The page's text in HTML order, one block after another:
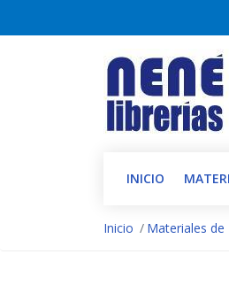
INICIO
Inicio Materiales de